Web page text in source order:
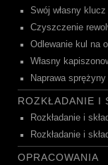
Swój własny
Czyszczenie
Odlewanie kul na
Własny
Naprawa
ROZKŁADANIE I
Rozkładanie i
Rozkładanie i
OPRACOWANIA